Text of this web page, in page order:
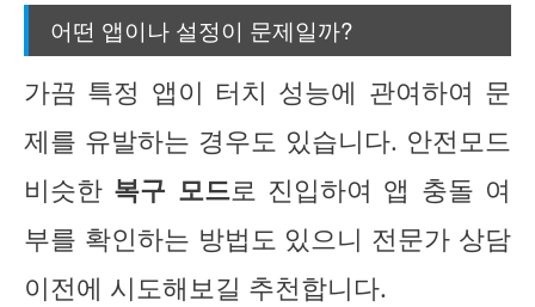
어떤 앱이나 설정이 문제일까?
가끔 특정 앱이 터치 성능에 관여하여 문
제를 유발하는 경우도 있습니다. 안전모드
비슷한 복구 모드로 진입하여 앱 충돌 여
부를 확인하는 방법도 있으니 전문가 상담
이전에 시도해보길 추천합니다.